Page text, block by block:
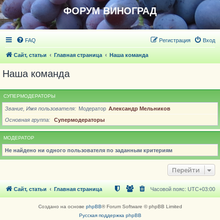
ФОРУМ ВИНОГРАД
FAQ Вход
Регистрация
Сайт, статьи Главная страница Наша команда
Наша команда
СУПЕРМОДЕРАТОРЫ
Звание, Имя пользователя Модератор Александр Мельников
Основная группа
Супермодераторы
МОДЕРАТОР
Не найдено ни одного пользователя по заданным критериям
Перейти
Сайт, статьи Главная страница Часовой пояс: UTC+03:00
Создано на основе phpBB® Forum Software © phpBB Limited
Русская поддержка phpBB